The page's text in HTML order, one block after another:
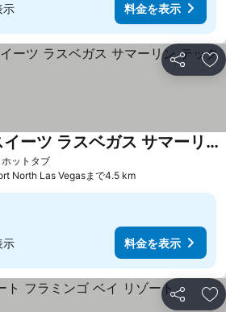
示 料金を表示
シェア お
ットタブ
ラ キンタ イン & スイーツ ラスベガス サマーリン テック
North Las Vegasまで4.5 km
示 料金を表示
シェア お